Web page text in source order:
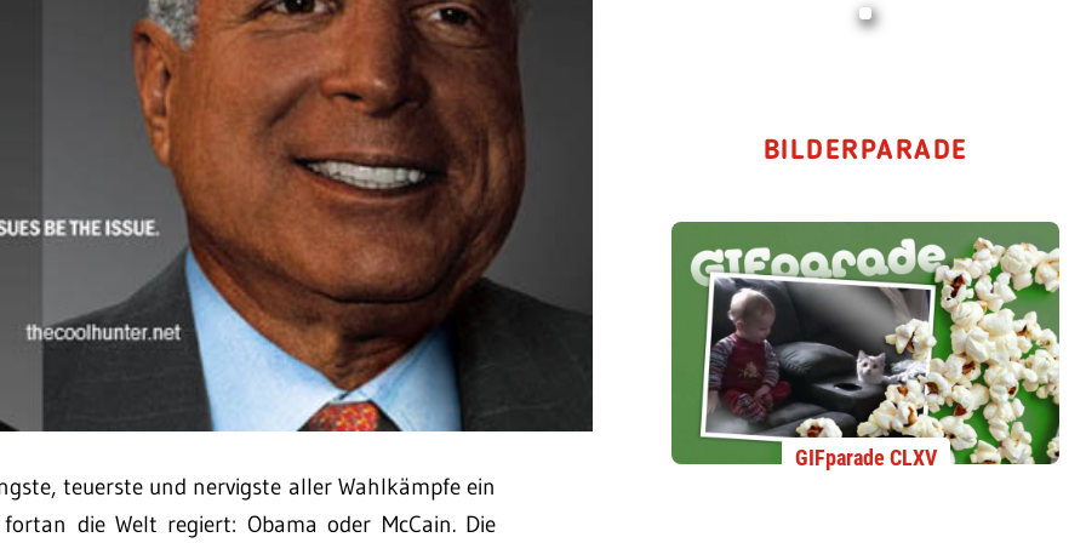
teuerste und nervigste aller Wahlkämpfe ein
die Welt regiert: Obama oder McCain. Die
BILDERPARADE
GIFparade CLXV